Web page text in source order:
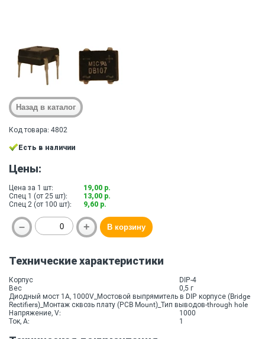
Код товара: 4802
Есть в наличии
Цены:
Цена за 1 шт:
19,00 р.
Спец 1 (от 25 шт):
13,00 р.
Спец 2 (от 100 шт):
9,60 р.
Технические характеристики
Корпус
DIP-4
Вес
0,5 г
Диодный мост 1A, 1000V_Мостовой выпрямитель в DIP корпусе (Bridge
Rectifiers)_Монтаж сквозь плату (PCB Mount)_Тип выводов-through hole
Напряжение, V:
1000
Ток, A:
1